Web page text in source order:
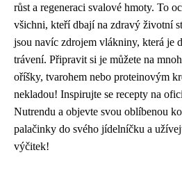
růst a regeneraci svalové hmoty. To
všichni, kteří dbají na zdravý životní
jsou navíc zdrojem vlákniny, která je
trávení. Připravit si je můžete na
oříšky, tvarohem nebo proteinovým
nekladou! Inspirujte se recepty na
Nutrendu a objevte svou oblíbenou
palačinky do svého jídelníčku a
výčitek!